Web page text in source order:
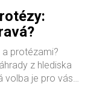
protézami?
z hlediska
volba je pro vás